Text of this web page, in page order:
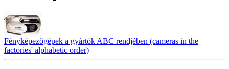
Fényképezőgépek a gyártók ABC rendjében (cameras in the
factories' alphabetic order)